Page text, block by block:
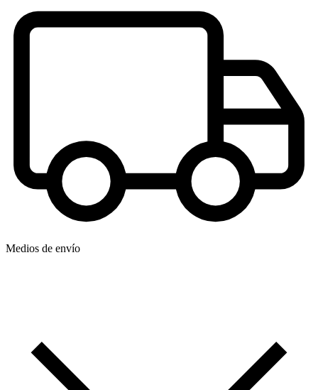
Medios de envío